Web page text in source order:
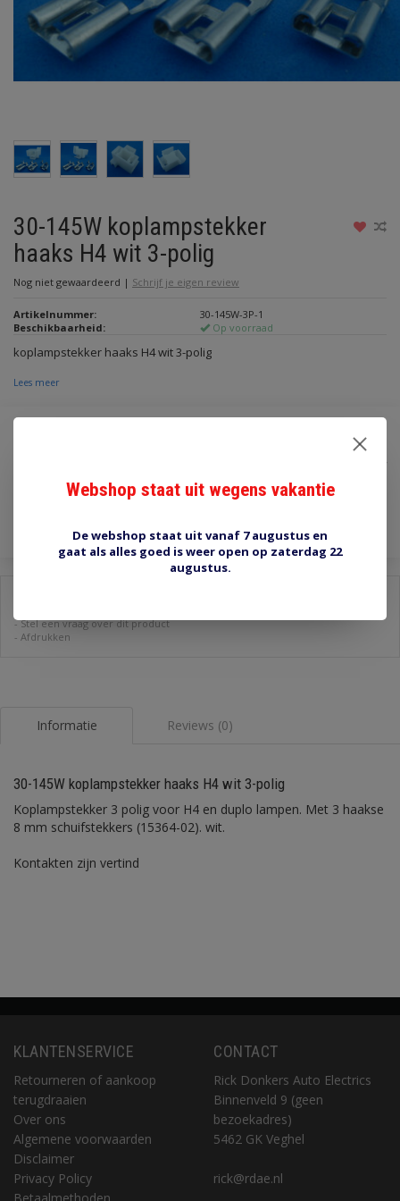
30-145W koplampstekker
haaks H4 wit 3-polig
Nog niet gewaardeerd | Schrijf je eigen review
Artikelnummer:
30-145W-3P-1
Beschikbaarheid:
Op voorraad
koplampstekker haaks H4 wit 3-polig
Lees meer
€1,90
Toevoegen aan winkelwagen
-Stel een vraag over dit product
- Afdrukken
Informatie Reviews (0)
30-145W koplampstekker haaks H4 wit 3-polig
Koplampstekker 3 polig voor H4 en duplo lampen. Met 3 haakse
8 mm schuifstekkers (15364-02). wit.
Kontakten zijn vertind
KLANTENSERVICE
Retourneren of aankoop
terugdraaien
Over ons
Algemene voorwaarden
Disclaimer
Privacy Policy
CONTACT
Rick Donkers Auto Electrics
Binnenveld 9 (geen
bezoekadres)
5462 GK Veghel
rick@rdae.nl
Webshop staat uit wegens vakantie
De webshop staat uit vanaf 7 augustus en
gaat als alles goed is weer open op zaterdag 22
augustus.